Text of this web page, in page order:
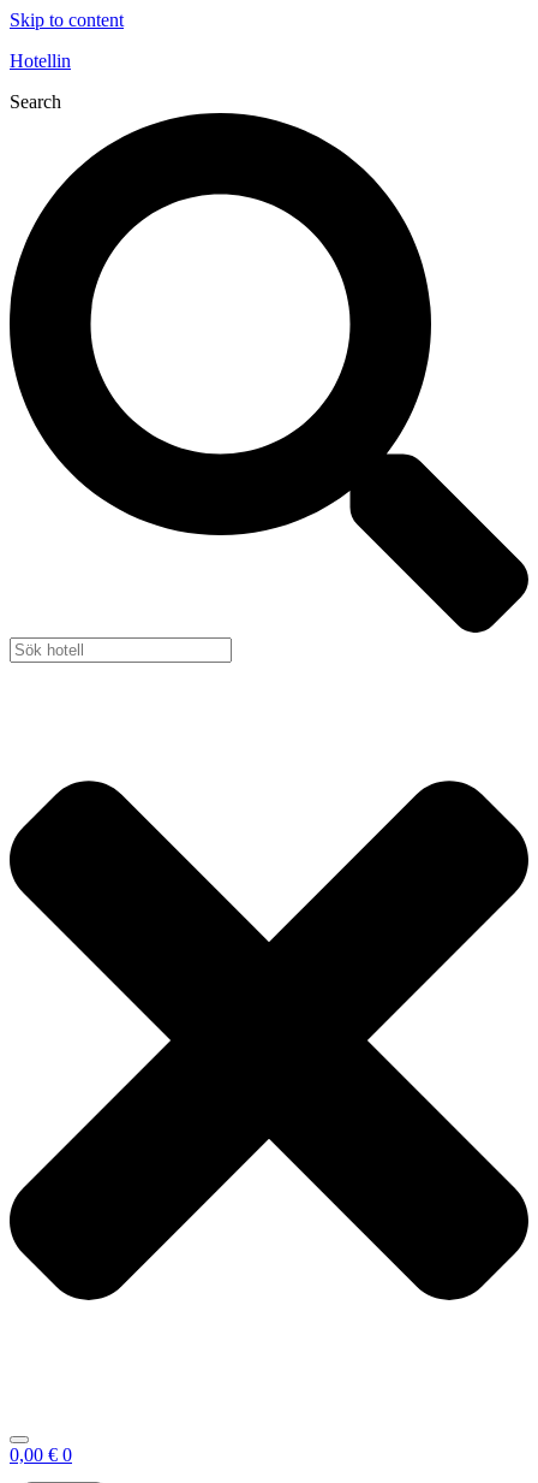
Skip to content
Hotellin
Search
0,00 € 0